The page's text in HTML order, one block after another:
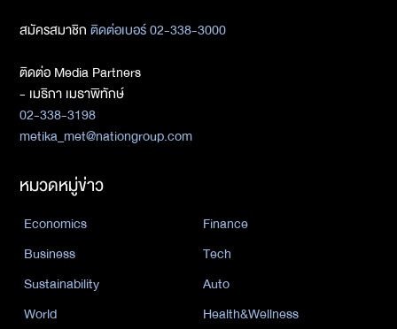
สมัครสมาชิกติดต่อเบอร์ 02-338-3000
ติดต่อ Media Partners
- เมธิกา เมธาพิทักษ์
02-338-3198
metika_met@nationgroup.com
หมวดหมู่ข่าว
Economics
Finance
Business
Tech
Sustainability
Auto
World
Health&Wellness